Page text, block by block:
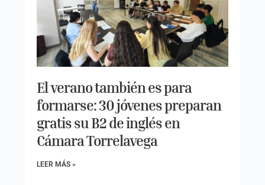
El verano también es para
formarse: 30 jóvenes preparan
gratis su B2 de inglés en
Cámara Torrelavega
LEER MÁS »